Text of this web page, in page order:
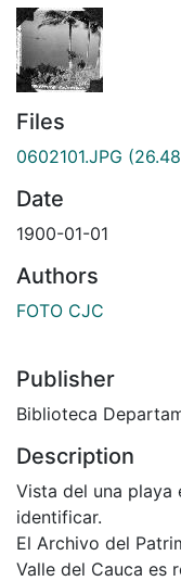
Files
0602101.JPG
Date
1900-01-01
Authors
FOTO CJC
Publisher
Biblioteca
Description
Vista del una playa
identificar.
El Archivo del
Valle del Cauca es